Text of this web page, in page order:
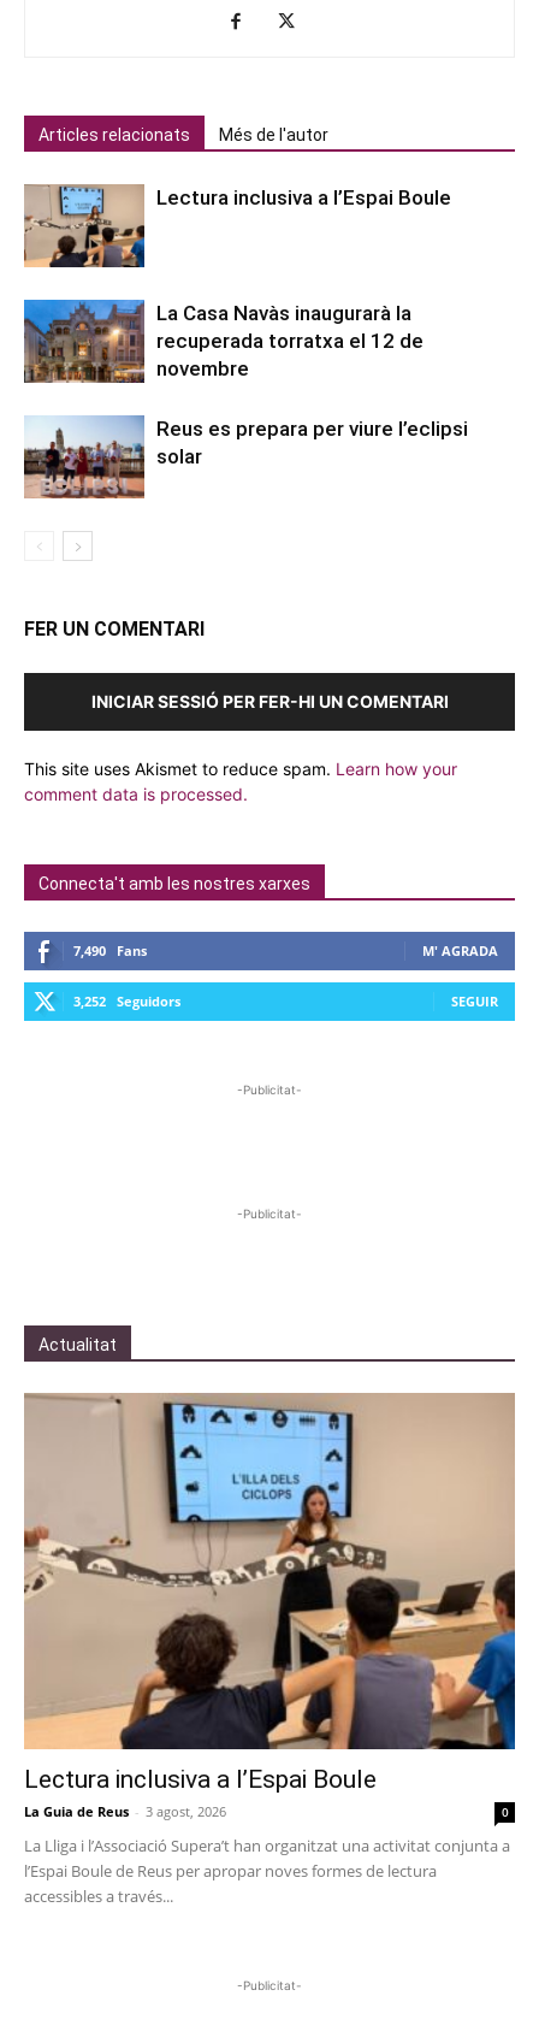
Articles relacionats Més de l'autor
Lectura inclusiva a l’Espai Boule
La Casa Navàs inaugurarà la
recuperada torratxa el 12 de
novembre
Reus es prepara per viure l’eclipsi
solar
FER UN COMENTARI
INICIAR SESSIÓ PER FER-HI UN COMENTARI
This site uses Akismet to reduce spam. Learn how your
comment data is processed.
Connecta't amb les nostres xarxes
7,490 Fans M' AGRADA
3,252 Seguidors SEGUIR
-Publicitat-
-Publicitat-
Actualitat
Lectura inclusiva a l’Espai Boule
La Guia de Reus - 3 agost, 2026 0
La Lliga i l’Associació Supera’t han organitzat una activitat conjunta a
l’Espai Boule de Reus per apropar noves formes de lectura
accessibles a través...
-Publicitat-